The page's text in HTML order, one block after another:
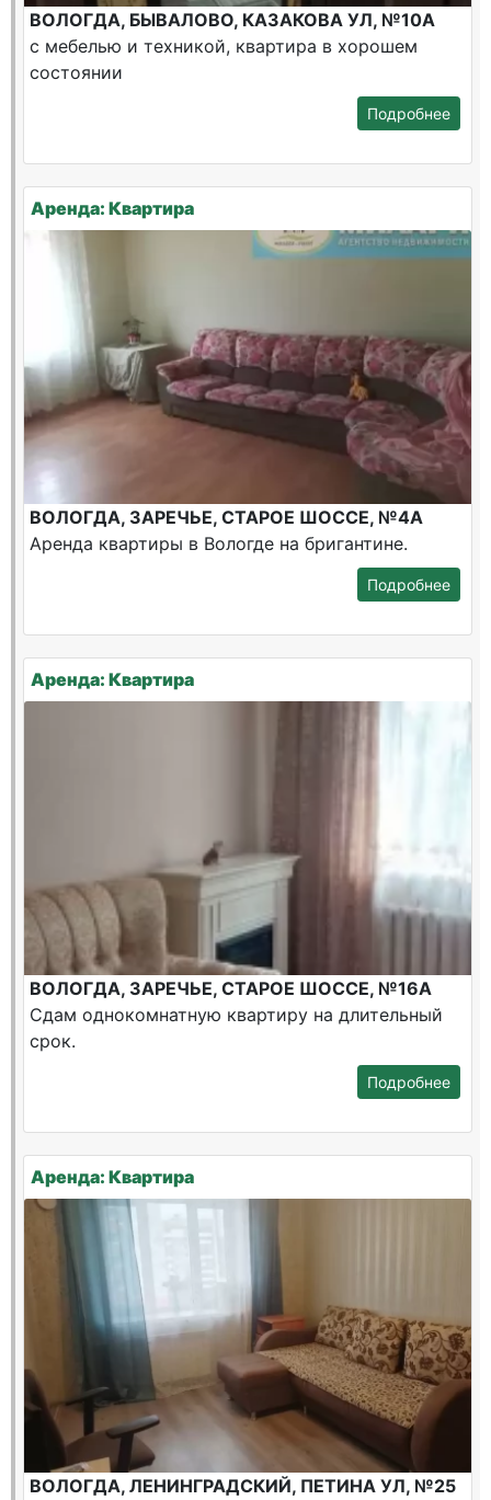
ВОЛОГДА, БЫВАЛОВО, КАЗАКОВА УЛ, №10А
с мебелью и техникой, квартира в хорошем
состоянии
Подробнее
Аренда: Квартира
ВОЛОГДА, ЗАРЕЧЬЕ, СТАРОЕ ШОССЕ, №4А
Аренда квартиры в Вологде на бригантине.
Подробнее
Аренда: Квартира
ВОЛОГДА, ЗАРЕЧЬЕ, СТАРОЕ ШОССЕ, №16А
Сдам однокомнатную квартиру на длительный
срок.
Подробнее
Аренда: Квартира
ВОЛОГДА, ЛЕНИНГРАДСКИЙ, ПЕТИНА УЛ, №25